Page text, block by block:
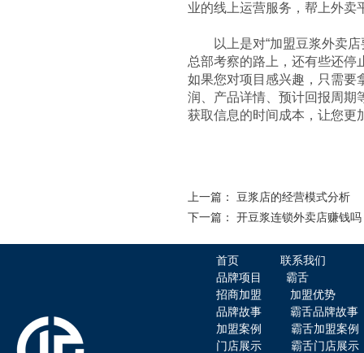
业的线上运营服务，帮上外卖
以上是对“加盟豆浆外卖店
总部考察的路上，还有些还停
如果您对项目感兴趣，只需要
润、产品详情、预计回报周期
获取信息的时间成本，让您更
上一篇： 豆浆店的经营模式分析
下一篇： 开豆浆连锁外卖店赚钱吗
首页
联系我们
品牌项目
霸舌
招商加盟
加盟优势
品牌故事
霸舌品牌故事
加盟案例
霸舌加盟案例
门店展示
霸舌门店展示